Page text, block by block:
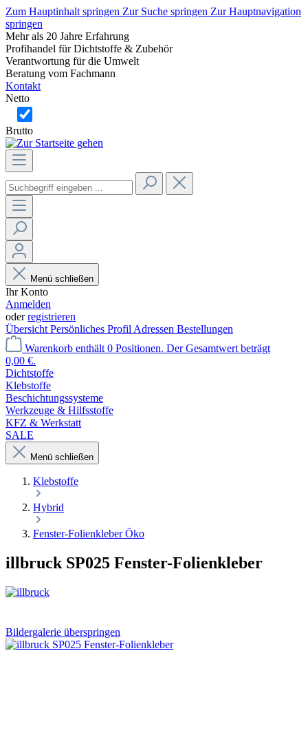
Zum Hauptinhalt springen Zur Suche springen Zur Hauptnavigation
springen
Mehr als 20 Jahre Erfahrung
Profihandel für Dichtstoffe & Zubehör
Verantwortung für die Umwelt
Beratung vom Fachmann
Kontakt
Netto
Brutto
Menü schließen
Ihr Konto
Anmelden
oderregistrieren
Übersicht Persönliches Profil Adressen Bestellungen
Warenkorb enthält 0 Positionen. Der Gesamtwert beträgt
0,00 €.
Dichtstoffe
Klebstoffe
Beschichtungssysteme
Werkzeuge & Hilfsstoffe
KFZ & Werkstatt
SALE
Menü schließen
Klebstoffe
Hybrid
Fenster-Folienkleber Öko
illbruck SP025 Fenster-Folienkleber
Bildergalerie überspringen